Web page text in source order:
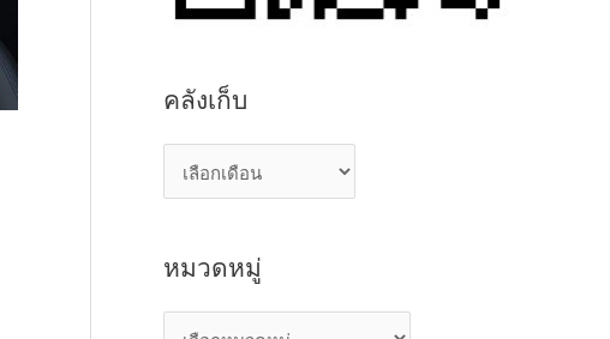
คลังเก็บ
ลั
เหมวดหมู่